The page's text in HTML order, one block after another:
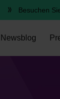
Besuchen
Newsblog